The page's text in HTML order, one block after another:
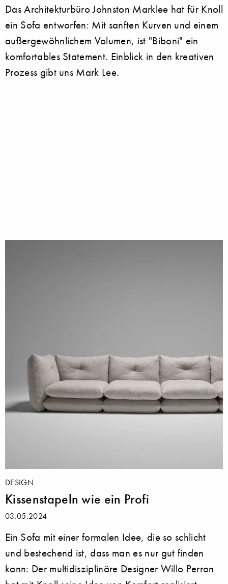
Das Architekturbüro Johnston Marklee hat für Knoll
ein Sofa entworfen: Mit sanften Kurven und einem
außergewöhnlichem Volumen, ist "Biboni" ein
komfortables Statement. Einblick in den kreativen
Prozess gibt uns Mark Lee.
DESIGN
Kissenstapeln wie ein Profi
03.05.2024
Ein Sofa mit einer formalen Idee, die so schlicht
und bestechend ist, dass man es nur gut finden
kann: Der multidisziplinäre Designer Willo Perron